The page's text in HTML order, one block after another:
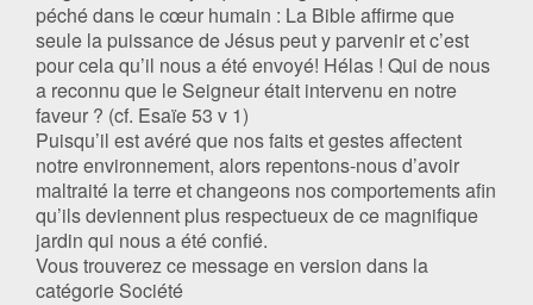
péché dans le cœur humain : La Bible affirme que
seule la puissance de Jésus peut y parvenir et c’est
pour cela qu’il nous a été envoyé! Hélas ! Qui de nous
a reconnu que le Seigneur était intervenu en notre
faveur ? (cf. Esaïe 53 v 1)
Puisqu’il est avéré que nos faits et gestes affectent
notre environnement, alors repentons-nous d’avoir
maltraité la terre et changeons nos comportements afin
qu’ils deviennent plus respectueux de ce magnifique
jardin qui nous a été confié.
Vous trouverez ce message en version dans la
catégorie Société